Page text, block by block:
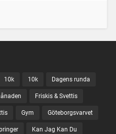
10k 10k Dagens runda
Friskis & Svettis
Gym Göteborgsvarvet
Kan Jag Kan Du